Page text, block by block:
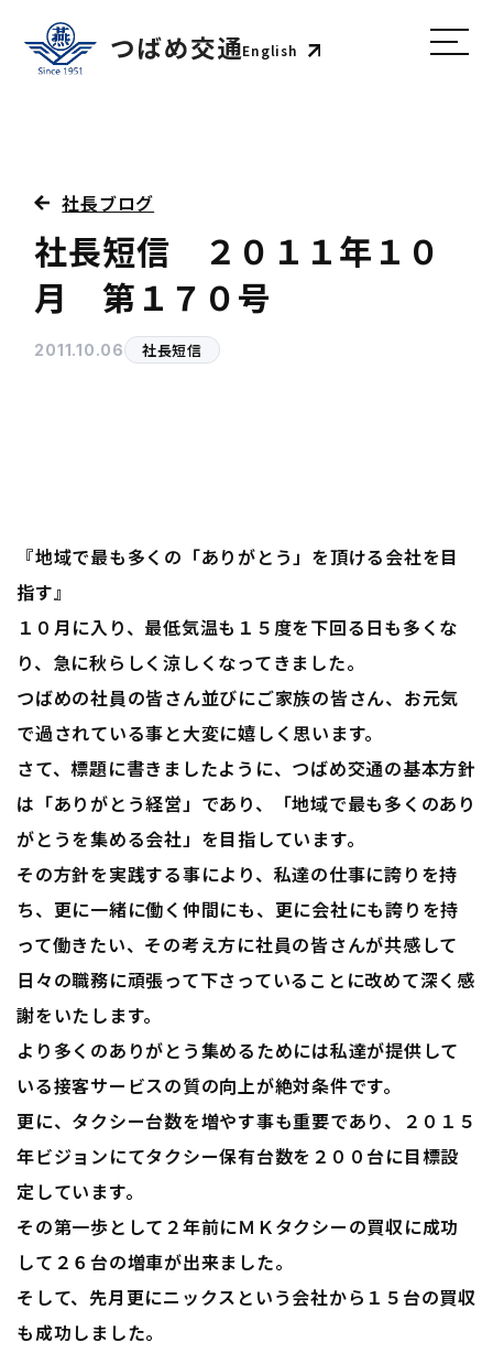
English
社長ブログ
社長短信 ２０１１年１０
月 第１７０号
2011.10.06 社長短信
『地域で最も多くの「ありがとう」を頂ける会社を目
指す』
１０月に入り、最低気温も１５度を下回る日も多くな
り、急に秋らしく涼しくなってきました。
つばめの社員の皆さん並びにご家族の皆さん、お元気
で過されている事と大変に嬉しく思います。
さて、標題に書きましたように、つばめ交通の基本方針
は「ありがとう経営」であり、「地域で最も多くのあり
がとうを集める会社」を目指しています。
その方針を実践する事により、私達の仕事に誇りを持
ち、更に一緒に働く仲間にも、更に会社にも誇りを持
って働きたい、その考え方に社員の皆さんが共感して
日々の職務に頑張って下さっていることに改めて深く感
謝をいたします。
より多くのありがとう集めるためには私達が提供して
いる接客サービスの質の向上が絶対条件です。
更に、タクシー台数を増やす事も重要であり、２０１５
年ビジョンにてタクシー保有台数を２００台に目標設
定しています。
その第一歩として２年前にＭＫタクシーの買収に成功
して２６台の増車が出来ました。
そして、先月更にニックスという会社から１５台の買収
も成功しました。